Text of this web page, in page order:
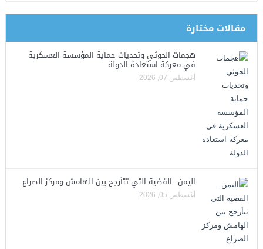
مقالات مختارة
هجمات الحوثي وتحديات حماية المؤسسة العسكرية
في معركة استعادة الدولة
أغسطس 07, 2026
اليمن.. القضية التي تتأرجح بين الهامش ومركز الصراع
أغسطس 05, 2026